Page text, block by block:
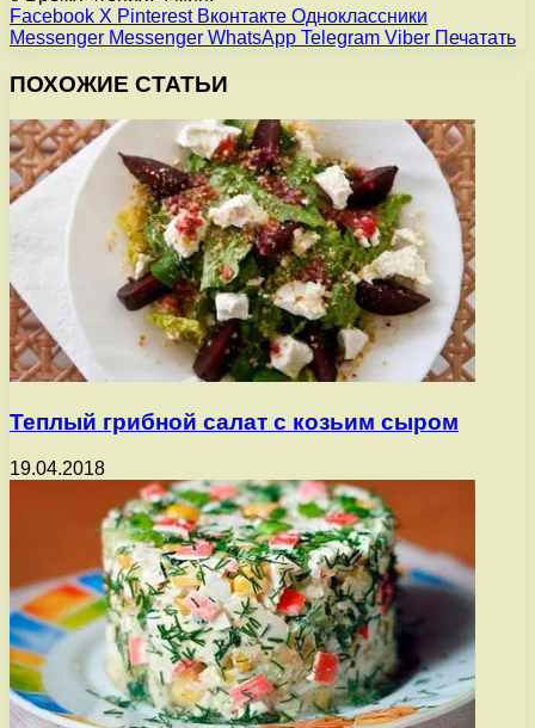
Facebook X Pinterest Вконтакте Одноклассники
Messenger Messenger WhatsApp Telegram Viber Печатать
ПОХОЖИЕ СТАТЬИ
Теплый грибной салат с козьим сыром
19.04.2018